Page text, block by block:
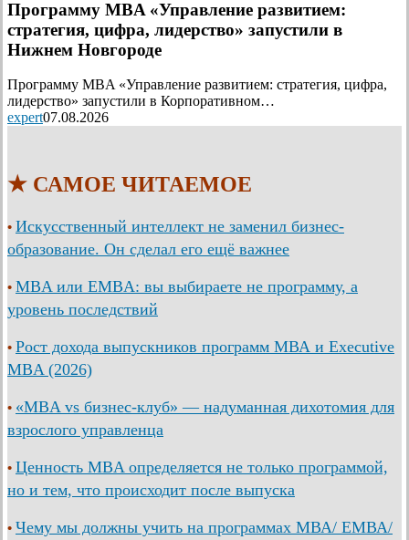
Программу MBA «Управление развитием:
стратегия, цифра, лидерство» запустили в
Нижнем Новгороде
Программу MBA «Управление развитием: стратегия, цифра,
лидерство» запустили в Корпоративном…
expert07.08.2026
★ САМОЕ ЧИТАЕМОЕ
• Искусственный интеллект не заменил бизнес-
образование. Он сделал его ещё важнее
• MBA или EMBA: вы выбираете не программу, а
уровень последствий
• Рост дохода выпускников программ МВА и Executive
MBA (2026)
• «MBA vs бизнес-клуб» — надуманная дихотомия для
взрослого управленца
• Ценность MBA определяется не только программой,
но и тем, что происходит после выпуска
• Чему мы должны учить на программах МВА/ ЕМВА/